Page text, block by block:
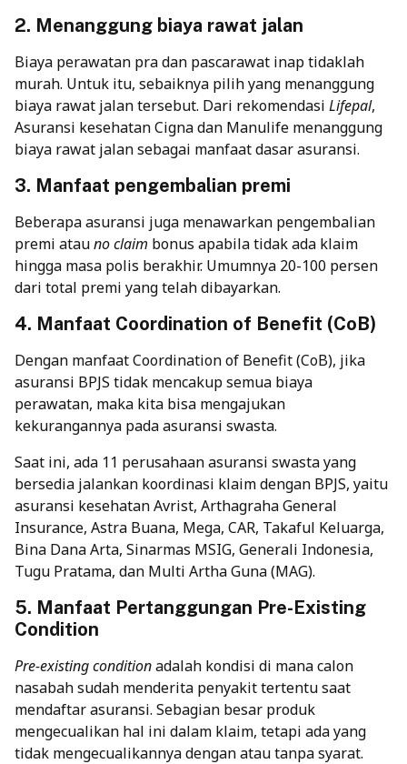
2. Menanggung biaya rawat jalan
Biaya perawatan pra dan pascarawat inap tidaklah
murah. Untuk itu, sebaiknya pilih yang menanggung
biaya rawat jalan tersebut. Dari rekomendasi Lifepal,
Asuransi kesehatan Cigna dan Manulife menanggung
biaya rawat jalan sebagai manfaat dasar asuransi.
3. Manfaat pengembalian premi
Beberapa asuransi juga menawarkan pengembalian
premi atauno claim bonus apabila tidak ada klaim
hingga masa polis berakhir. Umumnya 20-100 persen
dari total premi yang telah dibayarkan.
4. Manfaat Coordination of Benefit (CoB)
Dengan manfaat Coordination of Benefit (CoB), jika
asuransi BPJS tidak mencakup semua biaya
perawatan, maka kita bisa mengajukan
kekurangannya pada asuransi swasta.
Saat ini, ada 11 perusahaan asuransi swasta yang
bersedia jalankan koordinasi klaim dengan BPJS, yaitu
asuransi kesehatan Avrist, Arthagraha General
Insurance, Astra Buana, Mega, CAR, Takaful Keluarga,
Bina Dana Arta, Sinarmas MSIG, Generali Indonesia,
Tugu Pratama, dan Multi Artha Guna (MAG).
5. Manfaat Pertanggungan Pre-Existing
Condition
Pre-existing conditionadalah kondisi di mana calon
nasabah sudah menderita penyakit tertentu saat
mendaftar asuransi. Sebagian besar produk
mengecualikan hal ini dalam klaim, tetapi ada yang
tidak mengecualikannya dengan atau tanpa syarat.